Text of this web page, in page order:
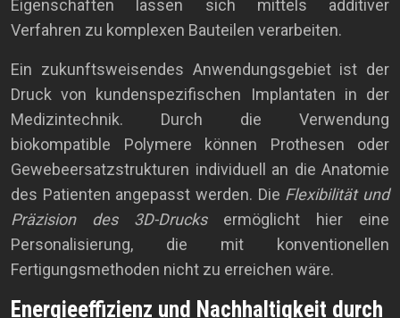
Eigenschaften lassen sich mittels additiver
Verfahren zu komplexen Bauteilen verarbeiten.
Ein zukunftsweisendes Anwendungsgebiet ist der
Druck von kundenspezifischen Implantaten in der
Medizintechnik. Durch die Verwendung
biokompatible Polymere können Prothesen oder
Gewebeersatzstrukturen individuell an die Anatomie
des Patienten angepasst werden. Die Flexibilität und
Präzision des 3D-Drucksermöglicht hier eine
Personalisierung, die mit konventionellen
Fertigungsmethoden nicht zu erreichen wäre.
Energieeffizienz und Nachhaltigkeit durch